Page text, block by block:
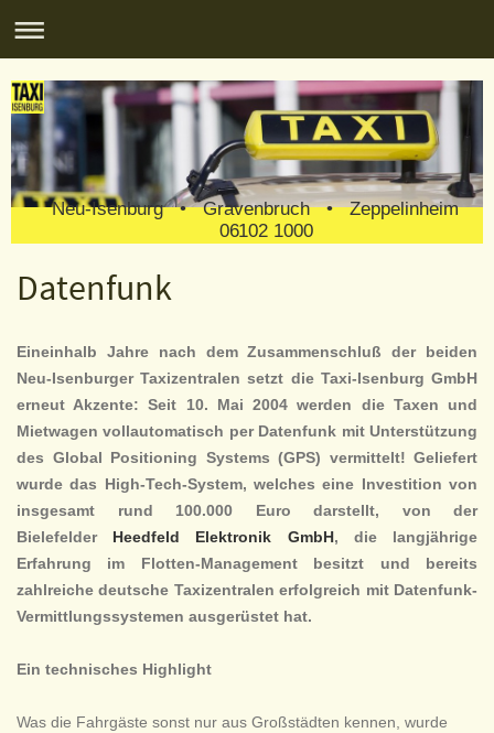
Neu-Isenburg • Gravenbruch • Zeppelinheim
06102 1000
Datenfunk
Eineinhalb Jahre nach dem Zusammenschluß der beiden
Neu-Isenburger Taxizentralen setzt die Taxi-Isenburg GmbH
erneut Akzente: Seit 10. Mai 2004 werden die Taxen und
Mietwagen vollautomatisch per Datenfunk mit Unterstützung
des Global Positioning Systems (GPS) vermittelt! Geliefert
wurde das High-Tech-System, welches eine Investition von
insgesamt rund 100.000 Euro darstellt, von der
Bielefelder Heedfeld Elektronik GmbH, die langjährige
Erfahrung im Flotten-Management besitzt und bereits
zahlreiche deutsche Taxizentralen erfolgreich mit Datenfunk-
Vermittlungssystemen ausgerüstet hat.
Ein technisches Highlight
Was die Fahrgäste sonst nur aus Großstädten kennen, wurde